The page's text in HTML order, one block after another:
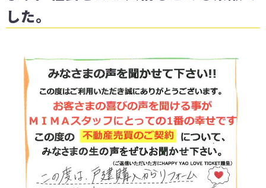
会社概要
した。